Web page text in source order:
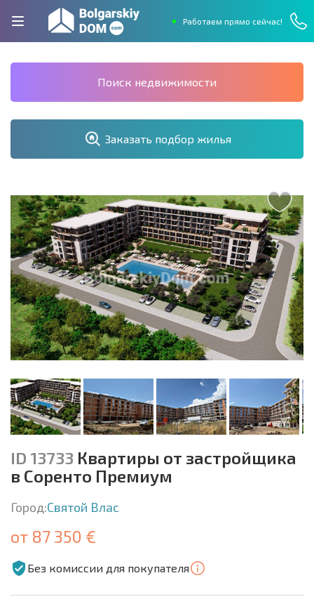
Работаем прямо сейчас!
Поиск недвижимости
Заказать подбор жилья
ID 13733 Квартиры от застройщика
в Соренто Премиум
Город:Святой Влас
от 87 350 €
Без комиссии для покупателя